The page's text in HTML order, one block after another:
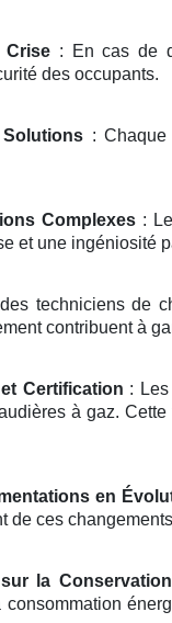
Crise : En cas de
des occupants.
:
Complexes:
et une ingéniosité
techniciens de
contribuent à
Certification :
à gaz.
en
de ces
la